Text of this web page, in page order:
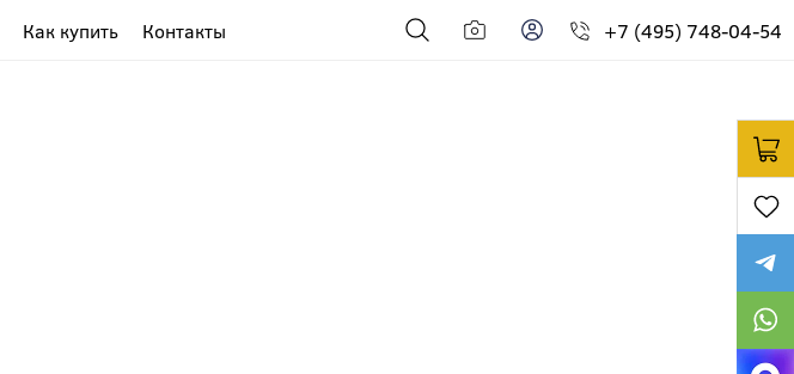
Как купить Контакты +7 (495) 748-04-54